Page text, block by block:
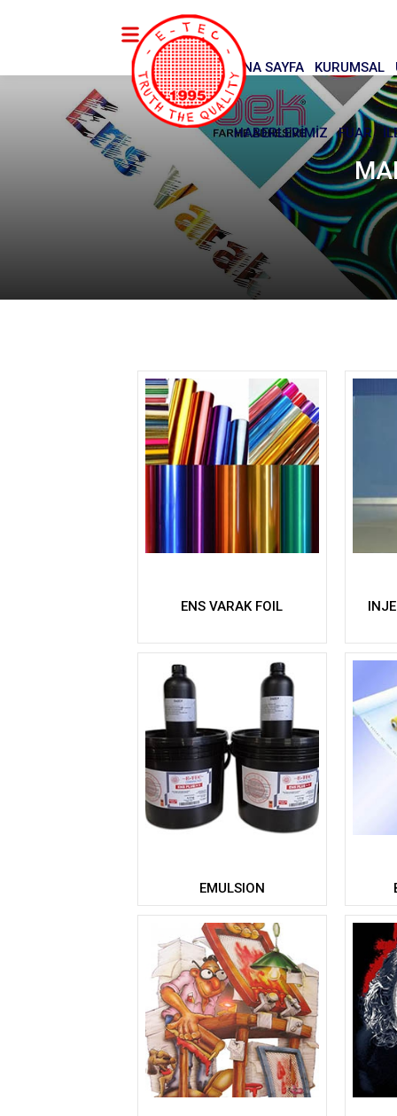
ANA SAYFA KURUMSAL
HABERLERİMİZ FUAR
ENS VARAK FOIL
EMULSION